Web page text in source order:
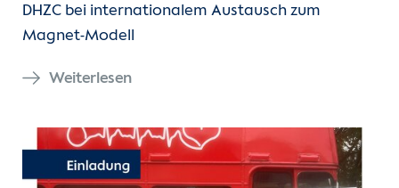
DHZC bei internationalem Austausch zum
Magnet-Modell
Weiterlesen